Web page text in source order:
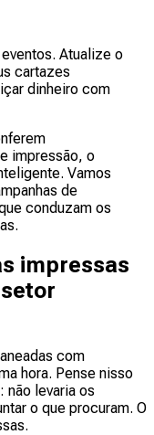
Atualize o
cartazes
dinheiro com
impressão, o
Vamos
de
conduzam os
impressas
com
hora. Pense nisso
não levaria os
o que procuram. O